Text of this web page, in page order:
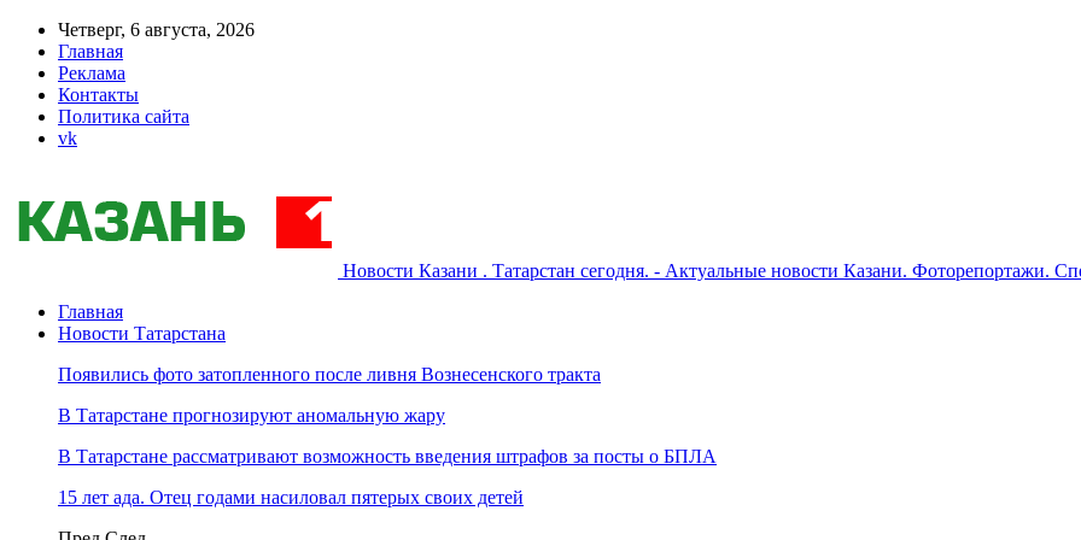
Четверг, 6 августа, 2026
Главная
Реклама
Контакты
Политика сайта
vk
Новости Казани . Татарстан сегодня. - Актуальные новости Казани. Фоторепортажи.
Главная
Новости Татарстана
Появились фото затопленного после ливня Вознесенского тракта
В Татарстане прогнозируют аномальную жару
В Татарстане рассматривают возможность введения штрафов за посты о БПЛА
15 лет ада. Отец годами насиловал пятерых своих детей